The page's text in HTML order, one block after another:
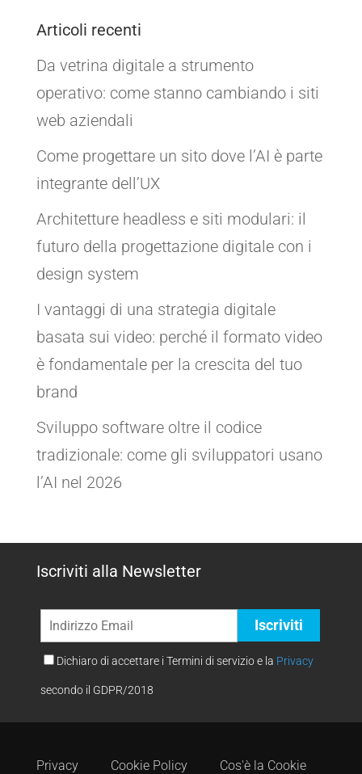
Articoli recenti
Da vetrina digitale a strumento
operativo: come stanno cambiando i siti
web aziendali
Come progettare un sito dove l’AI è parte
integrante dell’UX
Architetture headless e siti modulari: il
futuro della progettazione digitale con i
design system
I vantaggi di una strategia digitale
basata sui video: perché il formato video
è fondamentale per la crescita del tuo
brand
Sviluppo software oltre il codice
tradizionale: come gli sviluppatori usano
l’AI nel 2026
Iscriviti alla Newsletter
Dichiaro di accettare i Termini di servizio e la Privacy
secondo il GDPR/2018
Privacy Cookie Policy Cos'è la Cookie